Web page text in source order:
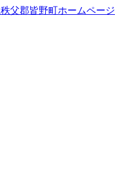
父郡皆野町ホームページ